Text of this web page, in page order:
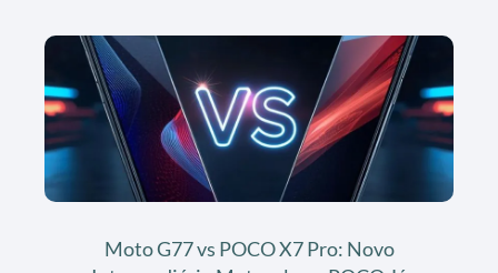
Moto G77 vs POCO X7 Pro: Novo